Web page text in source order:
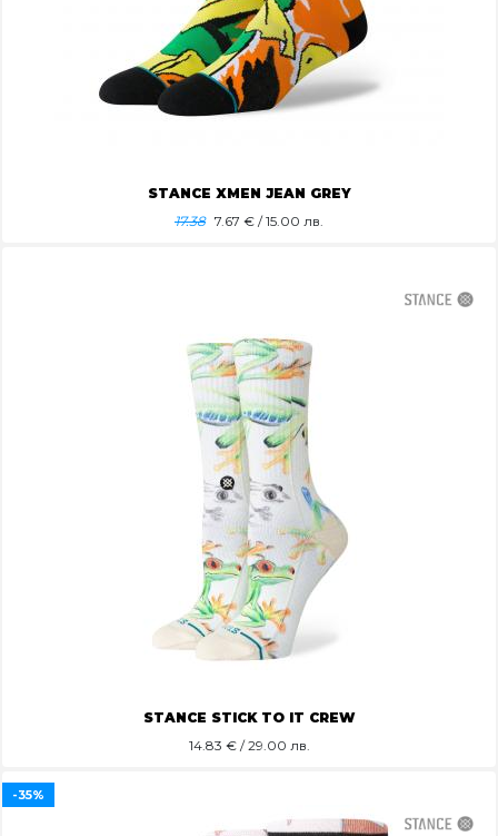
STANCE XMEN JEAN GREY
17.38 7.67 € / 15.00 лв.
STANCE STICK TO IT CREW
14.83 € / 29.00 лв.
-35%